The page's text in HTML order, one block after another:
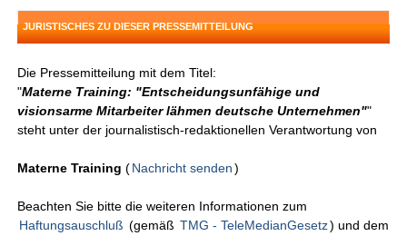
JURISTISCHES ZU DIESER PRESSEMITTEILUNG
Die Pressemitteilung mit dem Titel:
"Materne Training: "Entscheidungsunfähige und
visionsarme Mitarbeiter lähmen deutsche Unternehmen""
steht unter der journalistisch-redaktionellen Verantwortung von
Materne Training (Nachricht senden )
Beachten Sie bitte die weiteren Informationen zum
Haftungsauschluß (gemäß TMG - TeleMedianGesetz) und dem